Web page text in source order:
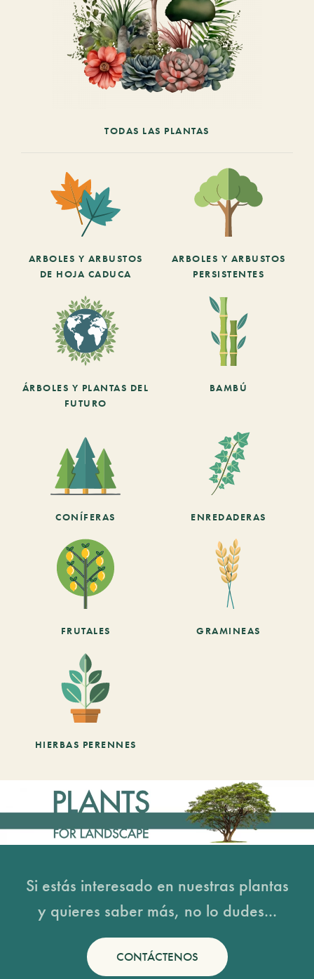
TODAS LAS PLANTAS
ARBOLES Y ARBUSTOS
DE HOJA CADUCA
ARBOLES Y ARBUSTOS
PERSISTENTES
ÁRBOLES Y PLANTAS DEL
FUTURO
BAMBÚ
CONÍFERAS ENREDADERAS
FRUTALES GRAMINEAS
HIERBAS PERENNES
Si estás interesado en nuestras plantas
y quieres saber más, no lo dudes...
CONTÁCTENOS